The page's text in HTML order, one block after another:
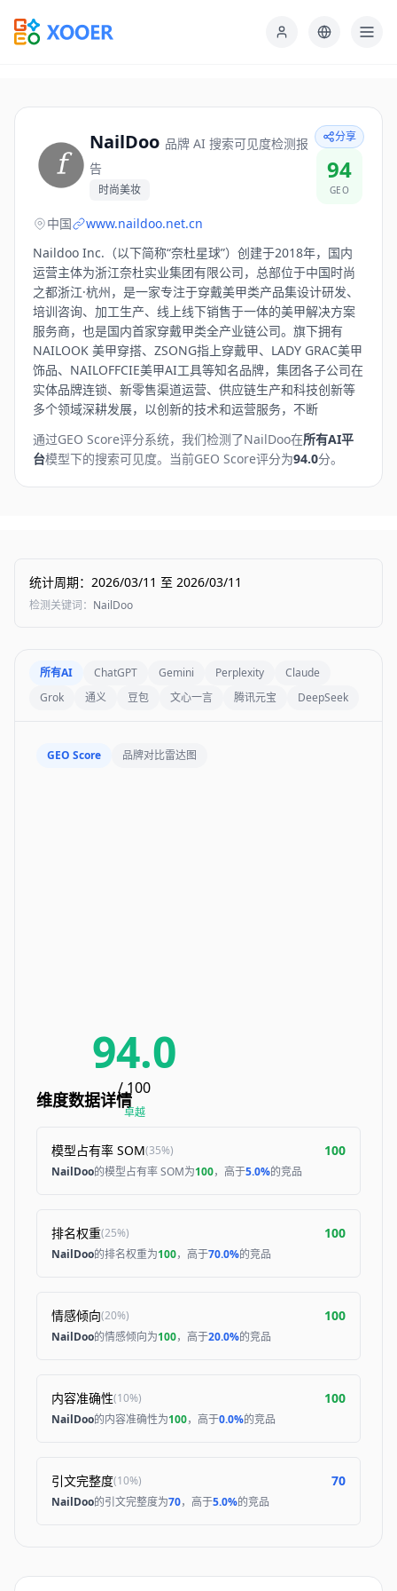
NailDoo 品牌 AI 搜索可见度检测报
告
时尚美妆
分享
94
GEO
中国
www.naildoo.net.cn
Naildoo Inc.（以下简称“奈杜星球”）创建于2018年，国内
运营主体为浙江奈杜实业集团有限公司，总部位于中国时尚
之都浙江·杭州，是一家专注于穿戴美甲类产品集设计研发、
培训咨询、加工生产、线上线下销售于一体的美甲解决方案
服务商，也是国内首家穿戴甲类全产业链公司。旗下拥有
NAILOOK 美甲穿搭、ZSONG指上穿戴甲、LADY GRAC美甲
饰品、NAILOFFCIE美甲AI工具等知名品牌，集团各子公司在
实体品牌连锁、新零售渠道运营、供应链生产和科技创新等
多个领域深耕发展，以创新的技术和运营服务，不断
通过GEO Score评分系统，我们检测了NailDoo在所有AI平
台模型下的搜索可见度。 当前GEO Score评分为94.0分。
统计周期： 2026/03/11 至 2026/03/11
检测关键词： NailDoo
所有AI ChatGPT Gemini Perplexity
Claude
Grok
通义 豆包 文心一言 腾讯元宝 DeepSeek
GEO Score 品牌对比雷达图
94.0
/ 100
卓越
维度数据详情
模型占有率 SOM(35%) 100
NailDoo的模型占有率 SOM为100，高于5.0%的竞品
排名权重(25%) 100
NailDoo的排名权重为100，高于70.0%的竞品
情感倾向(20%) 100
NailDoo的情感倾向为100，高于20.0%的竞品
内容准确性(10%) 100
NailDoo的内容准确性为100，高于0.0%的竞品
引文完整度(10%) 70
NailDoo的引文完整度为70，高于5.0%的竞品